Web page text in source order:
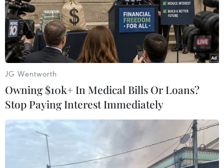
Việc duy trì các chốt 'vùng xanh' để kiểm soát các di, biến động
JG Wentworth
Owning $10k+ In Medical Bills Or Loans?
Stop Paying Interest Immediately